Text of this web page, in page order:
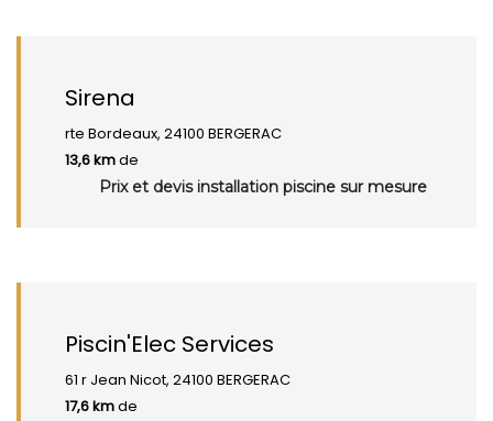
Sirena
rte Bordeaux, 24100 BERGERAC
13,6 kmde
Prix et devis installation piscine sur mesure
Piscin'Elec Services
61 r Jean Nicot, 24100 BERGERAC
17,6 kmde